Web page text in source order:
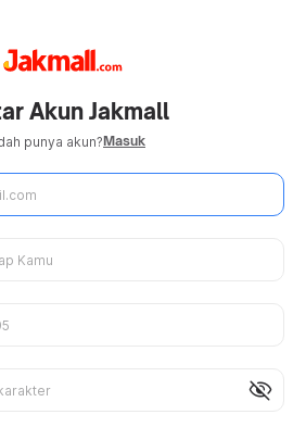
Akun Jakmall
punya akun?Masuk
visibility_off